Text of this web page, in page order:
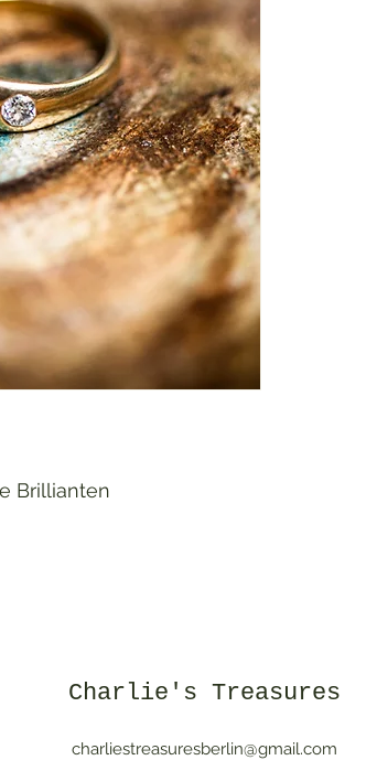
Brillianten
Charlie's Treasures
charliestreasuresberlin@gmail.com